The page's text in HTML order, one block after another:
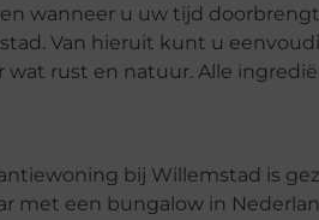
wanneer u uw tijd
Van hieruit kunt u
wat rust en natuur. Alle
bij Willemstad is
met een bungalow in